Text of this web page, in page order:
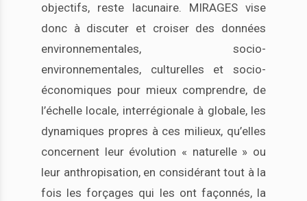
objectifs, reste lacunaire. MIRAGES vise
donc à discuter et croiser des données
environnementales, socio-
environnementales, culturelles et socio-
économiques pour mieux comprendre, de
l’échelle locale, interrégionale à globale, les
dynamiques propres à ces milieux, qu’elles
concernent leur évolution « naturelle » ou
leur anthropisation, en considérant tout à la
fois les forçages qui les ont façonnés, la